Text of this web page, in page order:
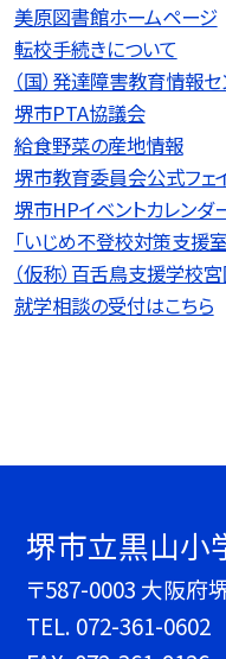
美原図書館ホームページ
転校手続きについて
（国）発達障害教育情報
堺市PTA協議会
給食野菜の産地情報
堺市教育委員会公式フェ
堺市HPイベントカレンダ
「いじめ不登校対策支援
（仮称）百舌鳥支援学校
就学相談の受付はこちら
堺市立黒山小
〒587-0003 大阪府
TEL. 072-361-0602